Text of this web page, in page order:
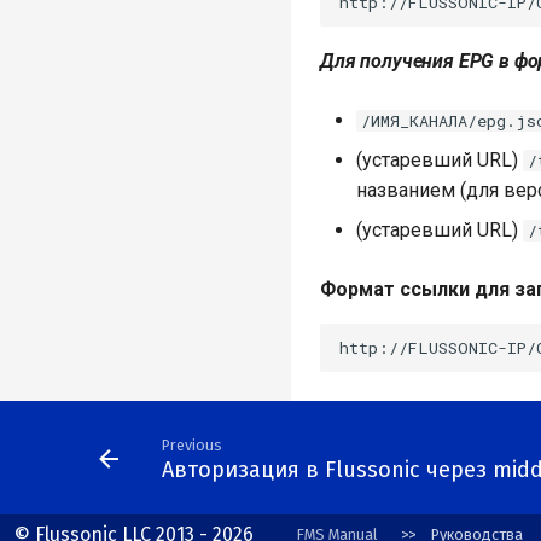
Для получения EPG в
/ИМЯ_КАНАЛА/
(устаревший URL) /
названием (для
(устаревший URL) /
Формат ссылки для
Previous
Авторизация в Flussonic через
© Flussonic LLC 2013 - 2026 Руководства
FMS Manual